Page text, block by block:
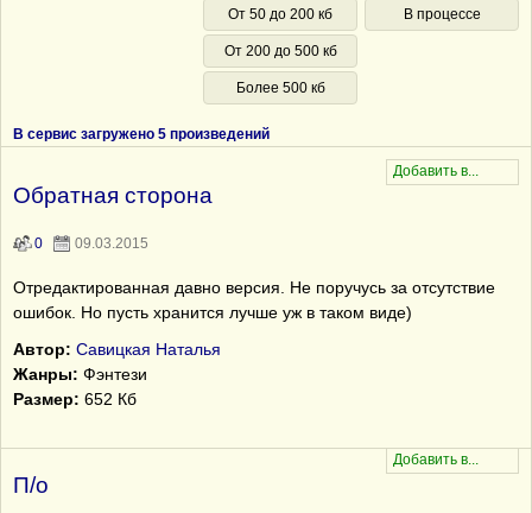
От 50 до 200 кб
От 200 до 500 кб
Более 500 кб
В процессе
В сервис загружено 5 произведений
Обратная сторона
0 09.03.2015
Отредактированная давно версия. Не поручусь за отсутствие
ошибок. Но пусть хранится лучше уж в таком виде)
Автор: Савицкая Наталья
Жанры: Фэнтези
Размер: 652 Кб
П/о